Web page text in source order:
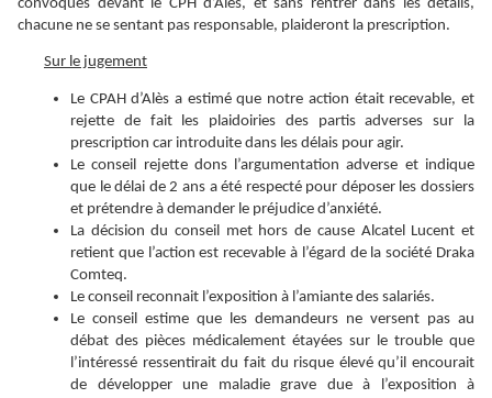
convoqués devant le CPH d’Alès, et sans rentrer dans les détails,
chacune ne se sentant pas responsable, plaideront la prescription.
Sur le jugement
Le CPAH d’Alès a estimé que notre action était recevable, et
rejette de fait les plaidoiries des partis adverses sur la
prescription car introduite dans les délais pour agir.
Le conseil rejette dons l’argumentation adverse et indique
que le délai de 2 ans a été respecté pour déposer les dossiers
et prétendre à demander le préjudice d’anxiété.
La décision du conseil met hors de cause Alcatel Lucent et
retient que l’action est recevable à l’égard de la société Draka
Comteq.
Le conseil reconnait l’exposition à l’amiante des salariés.
Le conseil estime que les demandeurs ne versent pas au
débat des pièces médicalement étayées sur le trouble que
l’intéressé ressentirait du fait du risque élevé qu’il encourait
de développer une maladie grave due à l’exposition à